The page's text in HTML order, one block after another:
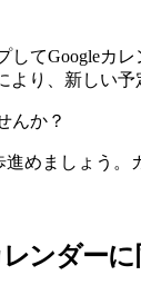
してGoogle
り、新しい
んか？
めましょう
ンダーに